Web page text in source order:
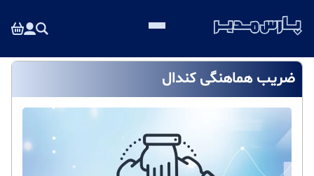
ضریب هماهنگی کندال